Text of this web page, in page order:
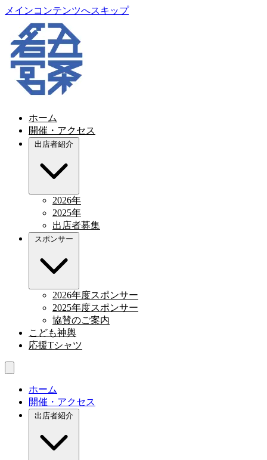
メインコンテンツへスキップ
ホーム
開催・アクセス
2026年
2025年
出店者募集
2026年度スポンサー
2025年度スポンサー
協賛のご案内
こども神輿
応援Tシャツ
ホーム
開催・アクセス